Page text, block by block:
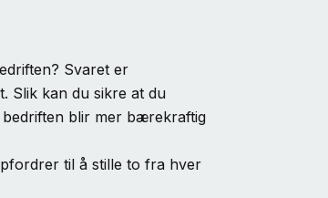
Svaret er
Slik kan du sikre at du
blir mer bærekraftig
til å stille to fra hver